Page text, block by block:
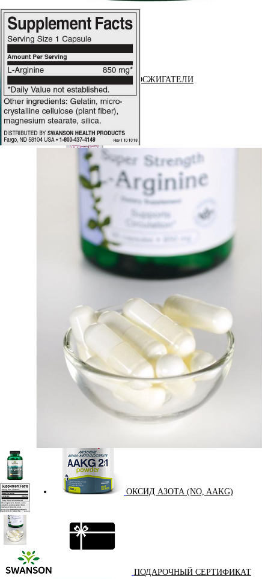
ЖИРОСЖИГАТЕЛИ
ЗМА (ZMA)
ЗДОРОВЬЕ И ДОЛГОЛЕТИЕ
КРЕАТИН
KETO
ОДЕЖДА ДЛЯ ТРЕНИРОВОК
ОКСИД АЗОТА (NO, AAKG)
ПОДАРОЧНЫЙ СЕРТИФИКАТ